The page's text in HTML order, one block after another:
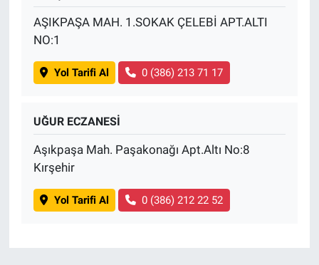
AŞIKPAŞA MAH. 1.SOKAK ÇELEBİ APT.ALTI
NO:1
Yol Tarifi Al 0 (386) 213 71 17
UĞUR ECZANESİ
Aşıkpaşa Mah. Paşakonağı Apt.Altı No:8
Kırşehir
Yol Tarifi Al 0 (386) 212 22 52
Günün görüntüsü
Haber
Kimdir
Koronavirüs
Kültür Sanat